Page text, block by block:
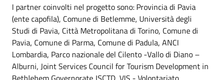
I partner coinvolti nel progetto sono: Provincia di Pavia
(ente capofila), Comune di Betlemme, Università degli
Studi di Pavia, Città Metropolitana di Torino, Comune di
Pavia, Comune di Parma, Comune di Padula, ANCI
Lombardia, Parco nazionale del Cilento -Vallo di Diano –
Alburni, Joint Services Council for Tourism Development in